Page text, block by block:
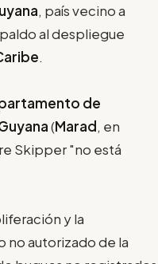
, país vecino a
al despliegue
.
de
(Marad, en
Skipper "no está
y la
no autorizado de la